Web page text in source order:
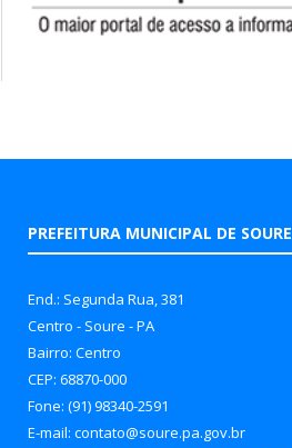
PREFEITURA MUNICIPAL DE SOURE
End.: Segunda Rua, 381
Centro - Soure - PA
Bairro: Centro
CEP: 68870-000
Fone: (91) 98340-2591
E-mail: contato@soure.pa.gov.br